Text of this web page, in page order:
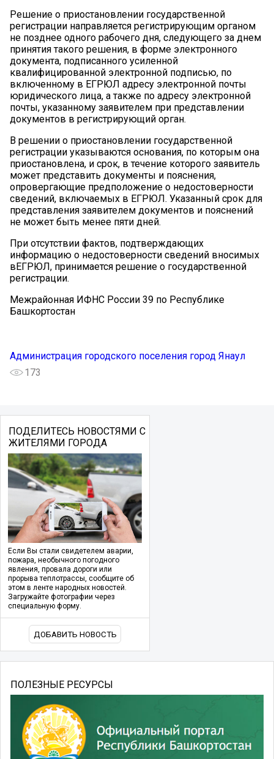
Решение о приостановлении государственной
регистрации направляется регистрирующим органом
не позднее одного рабочего дня, следующего за днем
принятия такого решения, в форме электронного
документа, подписанного усиленной
квалифицированной электронной подписью, по
включенному в ЕГРЮЛ адресу электронной почты
юридического лица, а также по адресу электронной
почты, указанному заявителем при представлении
документов в регистрирующий орган.
В решении о приостановлении государственной
регистрации указываются основания, по которым она
приостановлена, и срок, в течение которого заявитель
может представить документы и пояснения,
опровергающие предположение о недостоверности
сведений, включаемых в ЕГРЮЛ. Указанный срок для
представления заявителем документов и пояснений
не может быть менее пяти дней.
При отсутствии фактов, подтверждающих
информацию о недостоверности сведений вносимых
вЕГРЮЛ, принимается решение о государственной
регистрации.
Межрайонная ИФНС России 39 по Республике
Башкортостан
Администрация городского поселения город Янаул
173
ПОДЕЛИТЕСЬ НОВОСТЯМИ С
ЖИТЕЛЯМИ ГОРОДА
Если Вы стали свидетелем аварии,
пожара, необычного погодного
явления, провала дороги или
прорыва теплотрассы, сообщите об
этом в ленте народных новостей.
Загружайте фотографии через
специальную форму.
ДОБАВИТЬ НОВОСТЬ
ПОЛЕЗНЫЕ РЕСУРСЫ